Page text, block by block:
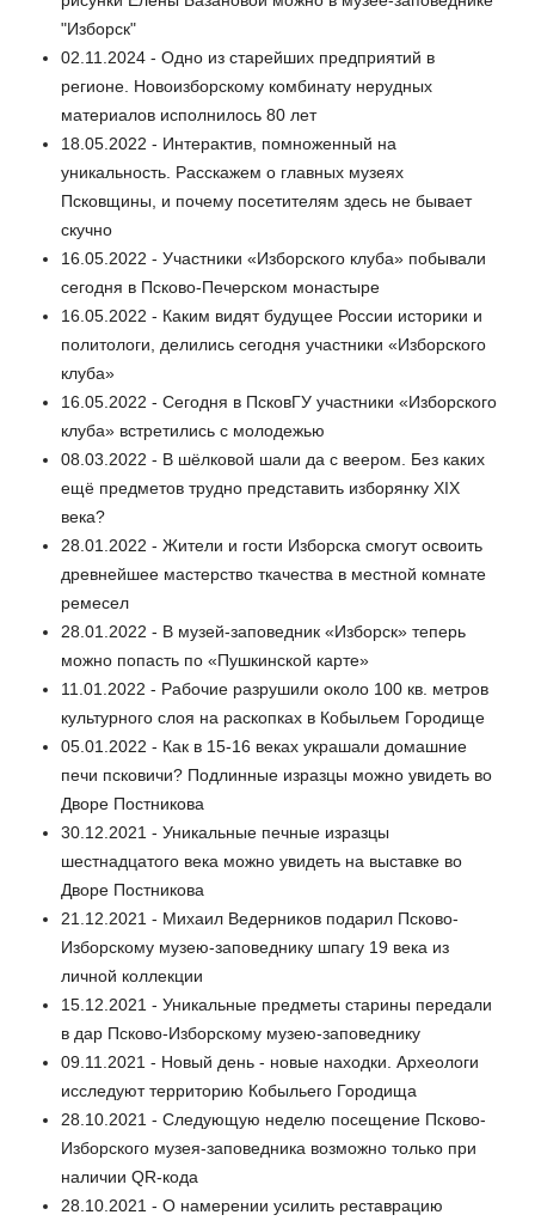
"Изборск"
02.11.2024 - Одно из старейших предприятий в
регионе. Новоизборскому комбинату нерудных
материалов исполнилось 80 лет
18.05.2022 - Интерактив, помноженный на
уникальность. Расскажем о главных музеях
Псковщины, и почему посетителям здесь не бывает
скучно
16.05.2022 - Участники «Изборского клуба» побывали
сегодня в Псково-Печерском монастыре
16.05.2022 - Каким видят будущее России историки и
политологи, делились сегодня участники «Изборского
клуба»
16.05.2022 - Сегодня в ПсковГУ участники «Изборского
клуба» встретились с молодежью
08.03.2022 - В шёлковой шали да с веером. Без каких
ещё предметов трудно представить изборянку XIX
века?
28.01.2022 - Жители и гости Изборска смогут освоить
древнейшее мастерство ткачества в местной комнате
ремесел
28.01.2022 - В музей-заповедник «Изборск» теперь
можно попасть по «Пушкинской карте»
11.01.2022 - Рабочие разрушили около 100 кв. метров
культурного слоя на раскопках в Кобыльем Городище
05.01.2022 - Как в 15-16 веках украшали домашние
печи псковичи? Подлинные изразцы можно увидеть во
Дворе Постникова
30.12.2021 - Уникальные печные изразцы
шестнадцатого века можно увидеть на выставке во
Дворе Постникова
21.12.2021 - Михаил Ведерников подарил Псково-
Изборскому музею-заповеднику шпагу 19 века из
личной коллекции
15.12.2021 - Уникальные предметы старины передали
в дар Псково-Изборскому музею-заповеднику
09.11.2021 - Новый день - новые находки. Археологи
исследуют территорию Кобыльего Городища
28.10.2021 - Следующую неделю посещение Псково-
Изборского музея-заповедника возможно только при
наличии QR-кода
28.10.2021 - О намерении усилить реставрацию